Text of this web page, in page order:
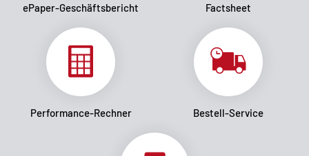
ePaper-Geschäftsbericht Factsheet
Performance-Rechner Bestell-Service